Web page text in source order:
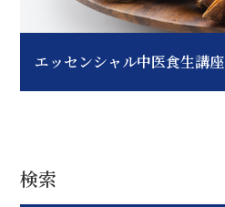
エッセンシャル中医食生講座
検索